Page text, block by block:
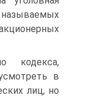
кодекса,
в
лиц, но